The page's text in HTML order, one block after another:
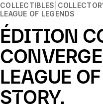
COLLECTIBLES
LEAGUE OF LEGENDS
ÉDITION
LEAGUE
STORY.